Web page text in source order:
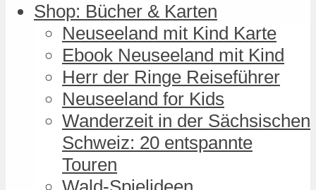
Shop: Bücher & Karten
Neuseeland mit Kind Karte
Ebook Neuseeland mit Kind
Herr der Ringe Reiseführer
Neuseeland for Kids
Wanderzeit in der Sächsischen
Schweiz: 20 entspannte
Touren